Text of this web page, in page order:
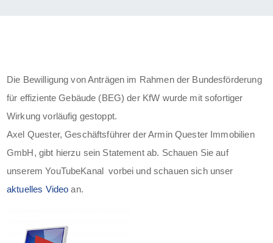
Die Bewilligung von Anträgen im Rahmen der Bundesförderung
für effiziente Gebäude (BEG) der KfW wurde mit sofortiger
Wirkung vorläufig gestoppt.
Axel Quester, Geschäftsführer der Armin Quester Immobilien
GmbH, gibt hierzu sein Statement ab. Schauen Sie auf
unserem YouTubeKanal vorbei und schauen sich unser
aktuelles Video an.